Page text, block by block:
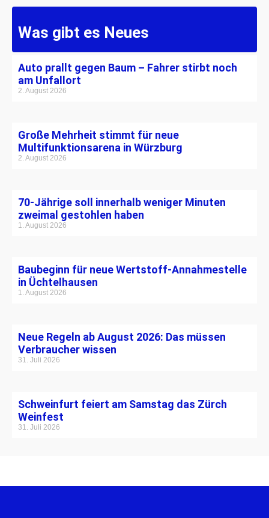
Was gibt es Neues
Auto prallt gegen Baum – Fahrer stirbt noch
am Unfallort
2. August 2026
Große Mehrheit stimmt für neue
Multifunktionsarena in Würzburg
2. August 2026
70-Jährige soll innerhalb weniger Minuten
zweimal gestohlen haben
1. August 2026
Baubeginn für neue Wertstoff-Annahmestelle
in Üchtelhausen
1. August 2026
Neue Regeln ab August 2026: Das müssen
Verbraucher wissen
31. Juli 2026
Schweinfurt feiert am Samstag das Zürch
Weinfest
31. Juli 2026